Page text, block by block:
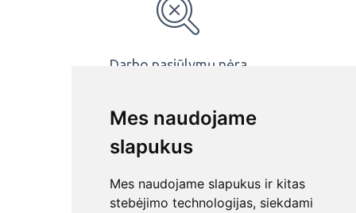
Mes naudojame
slapukus
Mes naudojame slapukus ir kitas
stebėjimo technologijas, siekdami
Darbo pasiūlymų nėra